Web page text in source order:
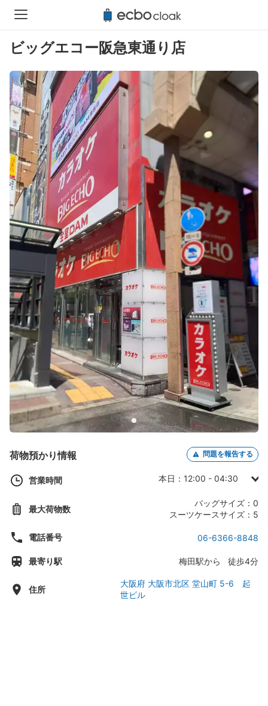
ビッグエコー阪急東通り店
荷物預かり情報 問題を報告する
営業時間
本日：12:00 - 04:30
月曜日：12:00 - 04:30
木曜日：12:00 - 04:30
金曜日：12:00 - 05:30
最大荷物数
バッグサイズ：0
スーツケースサイズ：5
電話番号 06-6366-8848
最寄り駅 梅田駅から 徒歩4分
住所
大阪府 大阪市北区 堂山町 5-6 起
世ビル